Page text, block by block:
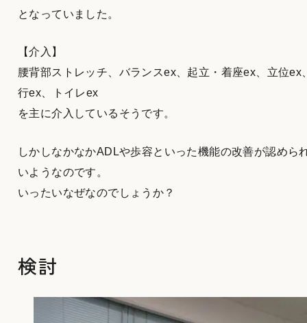
となっていました。
【介入】
腰背部ストレッチ、バランスex、起立・着座ex、立位ex
行ex、トイレex
を主に介入しているそうです。
しかしなかなかADLや歩容といった機能の改善が認めら
いようなのです。
いったいなぜなのでしょうか？
検討